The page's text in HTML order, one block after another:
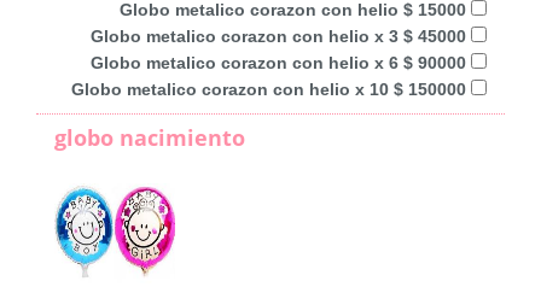
Globo metalico corazon con helio $ 15000
Globo metalico corazon con helio x 3 $ 45000
Globo metalico corazon con helio x 6 $ 90000
Globo metalico corazon con helio x 10 $ 150000
globo nacimiento